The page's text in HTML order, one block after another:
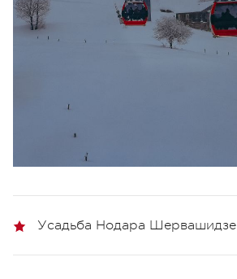
Усадьба Нодара Шервашидзе